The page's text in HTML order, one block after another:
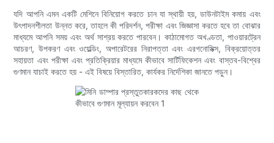
যদি আপনি এমন একটি মেশিনে বিনিয়োগ করতে চান যা স্থায়ী হয়, ডাউনটাইম কমায় এবং
উৎপাদনশীলতা উন্নত করে, তাহলে কী পরিদর্শন, পরীক্ষা এবং জিজ্ঞাসা করতে হবে তা বোঝার
মাধ্যমে আপনি সময় এবং অর্থ সাশ্রয় করতে পারবেন। কাঠামোগত অখণ্ডতা, পাওয়ারট্রেন
আচরণ, উপকরণ এবং ওয়েল্ডিং, অপারেটরের নিরাপত্তা এবং এরগনোমিক্স, বিক্রয়োত্তর
সহায়তা এবং পরীক্ষা এবং প্রতিক্রিয়ার মাধ্যমে কীভাবে সার্টিফিকেশন এবং বাস্তব-বিশ্বের
গুণমান যাচাই করতে হয় - এই বিষয়ে বিস্তারিত, কার্যকর নির্দেশিকা জানতে পড়ুন।